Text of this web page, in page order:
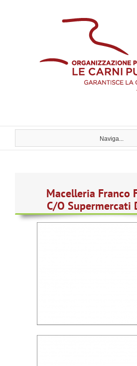
Naviga...
Macelleria Franco
C/O Supermercati